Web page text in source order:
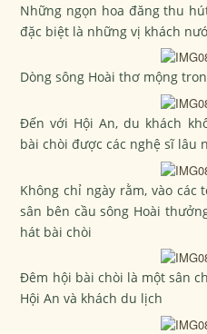
Những ngọn hoa đăng thu
đặc biệt là những vị khách
Dòng sông Hoài thơ mộng
Đến với Hội An, du khách
bài chòi được các nghệ sĩ lâu
Không chỉ ngày rằm, vào
sân bên cầu sông Hoài
hát bài chòi
Đêm hội bài chòi là một sân
Hội An và khách du lịch